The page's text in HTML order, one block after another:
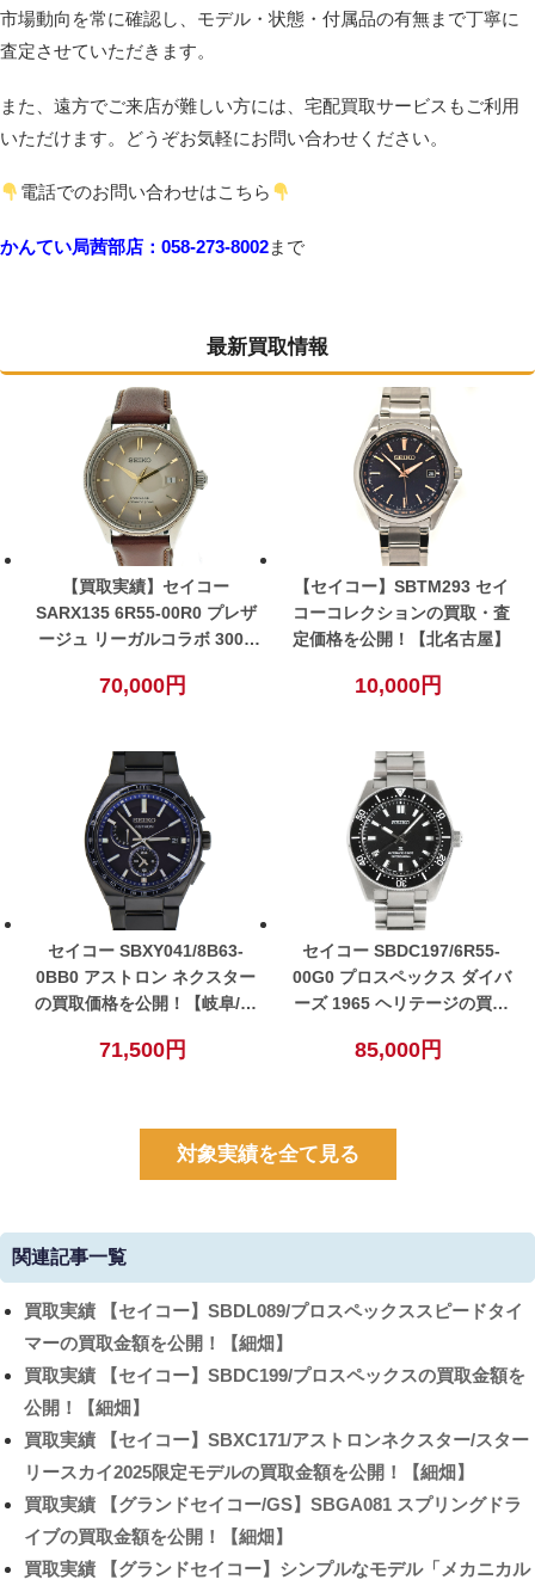
市場動向を常に確認し、モデル・状態・付属品の有無まで丁寧に
査定させていただきます。
また、遠方でご来店が難しい方には、宅配買取サービスもご利用
いただけます。どうぞお気軽にお問い合わせください。
電話でのお問い合わせはこちら
かんてい局茜部店：058-273-8002まで
最新買取情報
【買取実績】セイコー
SARX135 6R55-00R0 プレザ
ージュ リーガルコラボ 3000
ントを公開！【小牧】
70,000円
【セイコー】SBTM293 セイ
コーコレクションの買取・査
定価格を公開！【北名古屋】
10,000円
セイコー SBXY041/8B63-
0BB0 アストロン ネクスター
の買取価格を公開！【岐阜/大
71,500円
セイコー SBDC197/6R55-
00G0 プロスペックス ダイバ
ーズ 1965 ヘリテージの買取
岐南/関/美濃/一宮エリア】
85,000円
対象実績を全て見る
関連記事一覧
買取実績 【セイコー】SBDL089/プロスペックススピードタイ
マーの買取金額を公開！【細畑】
買取実績 【セイコー】SBDC199/プロスペックスの買取金額を
公開！【細畑】
買取実績 【セイコー】SBXC171/アストロンネクスター/スター
リースカイ2025限定モデルの買取金額を公開！【細畑】
買取実績 【グランドセイコー/GS】SBGA081 スプリングドラ
イブの買取金額を公開！【細畑】
買取実績 【グランドセイコー】シンプルなモデル「メカニカル